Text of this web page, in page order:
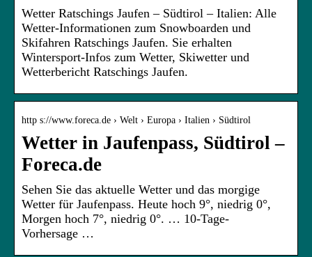
Wetter Ratschings Jaufen – Südtirol – Italien: Alle
Wetter-Informationen zum Snowboarden und
Skifahren Ratschings Jaufen. Sie erhalten
Wintersport-Infos zum Wetter, Skiwetter und
Wetterbericht Ratschings Jaufen.
http s://www.foreca.de › Welt › Europa › Italien › Südtirol
Wetter in Jaufenpass, Südtirol –
Foreca.de
Sehen Sie das aktuelle Wetter und das morgige
Wetter für Jaufenpass. Heute hoch 9°, niedrig 0°,
Morgen hoch 7°, niedrig 0°. … 10-Tage-
Vorhersage …